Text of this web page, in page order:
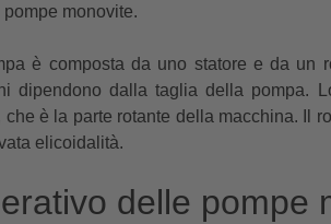
monovite.
è composta da uno statore e da un
dipendono dalla taglia della pompa.
è la parte rotante della macchina. Il
elicoidalità.
delle pompe